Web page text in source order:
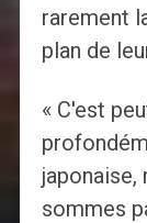
rarement
plan de
« C'est
japonaise,
sommes